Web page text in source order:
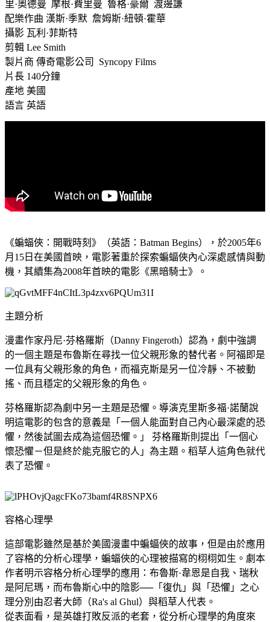
里·奧德曼 摩根·費里曼 魯格·豪爾 渡邊謙
配樂作曲 漢斯·季默 詹姆斯·紐頓·霍華
攝影 瓦利·菲斯特
剪輯 Lee Smith
製片商 傳奇電影公司 Syncopy Films
片長 140分鐘
產地 美國
語言 英語
《蝙蝠俠：開戰時刻》（英語：Batman Begins），於2005年6
月15日在美國首映，電影著重於探索蝙蝠俠內心深處感情與動
機，其續集為2008年首映的電影《黑暗騎士》。
主題分析
漫畫作家丹尼·芬格羅斯（Danny Fingeroth）認為，劇中強調
的一個主題是布魯斯在尋找一位父親形象的替代者。阿福即是
一位具有父親形象的角色，而福克斯是另一位冷靜、不被動
搖、而且穩定的父親形象的角色。
芬格羅斯認為劇中另一主題是恐懼。導演克里斯多福·諾蘭說
明這電影的包含的意義是「一個人能面對自己內心最深處的恐
懼，然後試圖去成為這個恐懼。」 芬格羅斯則提出「一個心
懷恐懼－但是終於能克服它的人」為主題。稻草人這角色就代
表了恐懼。
容格心理學
這部電影雖然是基於美國漫畫中蝙蝠俠的故事，但是由於應用
了容格的分析心理學，蝙蝠俠的心理被描寫的栩栩如生。劇本
作者明示容格分析心理學的應用：布魯斯·韋恩是自我、瑞秋
是阿尼瑪，而布魯斯心中的陰影──「復仇」與「恐懼」之心
理分別由忍者大師（Ra's al Ghul）與稻草人代表。
從表面看，是英雄打敗反派的老套，從分析心理學的角度來